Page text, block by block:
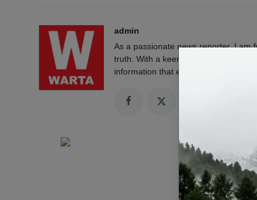
admin
As a passionate news reporter, I am
truth. With a keen eye for detail and
information that empowers and